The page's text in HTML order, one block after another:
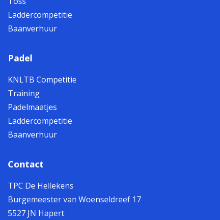
Laddercompetitie
Baanverhuur
Padel
KNLTB Competitie
Training
Padelmaatjes
Laddercompetitie
Baanverhuur
Contact
TPC De Hellekens
Burgemeester van Woenseldreef 17
5527 JN Hapert